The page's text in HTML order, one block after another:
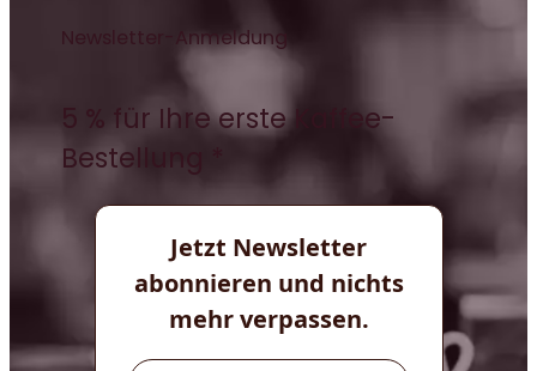
Newsletter-Anmeldung
5 % für Ihre erste Kaffee-
Bestellung *
Jetzt Newsletter
abonnieren und nichts
mehr verpassen.